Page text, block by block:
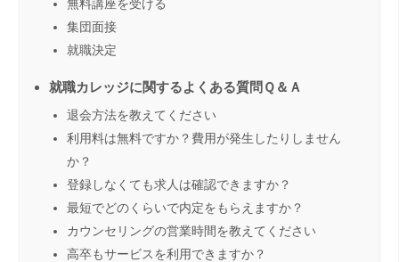
無料講座を受ける
集団面接
就職決定
就職カレッジに関するよくある質問Ｑ＆Ａ
退会方法を教えてください
利用料は無料ですか？費用が発生したりしません
か？
登録しなくても求人は確認できますか？
最短でどのくらいで内定をもらえますか？
カウンセリングの営業時間を教えてください
高卒もサービスを利用できますか？